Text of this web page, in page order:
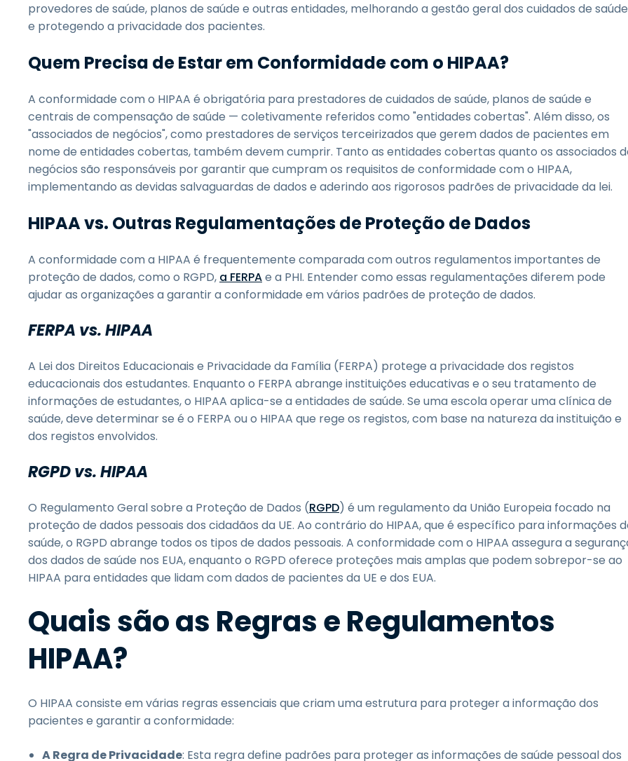
provedores de saúde, planos de saúde e outras entidades, melhorando a gestão geral dos cuidados de saúde
e protegendo a privacidade dos pacientes.
Quem Precisa de Estar em Conformidade com o HIPAA?
A conformidade com o HIPAA é obrigatória para prestadores de cuidados de saúde, planos de saúde e
centrais de compensação de saúde — coletivamente referidos como "entidades cobertas". Além disso, os
"associados de negócios", como prestadores de serviços terceirizados que gerem dados de pacientes em
nome de entidades cobertas, também devem cumprir. Tanto as entidades cobertas quanto os associados
negócios são responsáveis por garantir que cumpram os requisitos de conformidade com o HIPAA,
implementando as devidas salvaguardas de dados e aderindo aos rigorosos padrões de privacidade da lei.
HIPAA vs. Outras Regulamentações de Proteção de Dados
A conformidade com a HIPAA é frequentemente comparada com outros regulamentos importantes de
proteção de dados, como o RGPD, a FERPAe a PHI. Entender como essas regulamentações diferem pode
ajudar as organizações a garantir a conformidade em vários padrões de proteção de dados.
FERPA vs. HIPAA
A Lei dos Direitos Educacionais e Privacidade da Família (FERPA) protege a privacidade dos registos
educacionais dos estudantes. Enquanto o FERPA abrange instituições educativas e o seu tratamento de
informações de estudantes, o HIPAA aplica-se a entidades de saúde. Se uma escola operar uma clínica de
saúde, deve determinar se é o FERPA ou o HIPAA que rege os registos, com base na natureza da instituição e
dos registos envolvidos.
RGPD vs. HIPAA
O Regulamento Geral sobre a Proteção de Dados (RGPD) é um regulamento da União Europeia focado na
proteção de dados pessoais dos cidadãos da UE. Ao contrário do HIPAA, que é específico para informações
saúde, o RGPD abrange todos os tipos de dados pessoais. A conformidade com o HIPAA assegura a
dos dados de saúde nos EUA, enquanto o RGPD oferece proteções mais amplas que podem sobrepor-se ao
HIPAA para entidades que lidam com dados de pacientes da UE e dos EUA.
Quais são as Regras e Regulamentos
HIPAA?
O HIPAA consiste em várias regras essenciais que criam uma estrutura para proteger a informação dos
pacientes e garantir a conformidade:
A Regra de Privacidade: Esta regra define padrões para proteger as informações de saúde pessoal dos